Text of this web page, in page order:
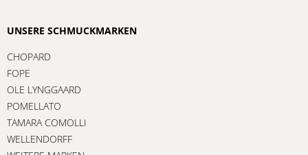
UNSERE SCHMUCKMARKEN
CHOPARD
FOPE
OLE LYNGGAARD
POMELLATO
TAMARA COMOLLI
WELLENDORFF